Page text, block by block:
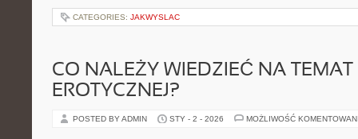
CATEGORIES: JAKWYSLAC
CO NALEŻY WIEDZIEĆ NA TEMAT
EROTYCZNEJ?
POSTED BY ADMIN STY - 2 - 2026 MOŻLIWOŚĆ